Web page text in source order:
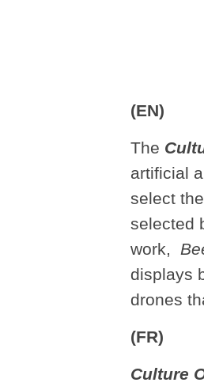
(EN)
The
artificial
select
selected
work,
displays
drones
(FR)
Culture